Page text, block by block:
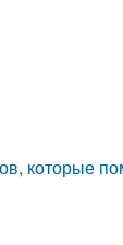
которые